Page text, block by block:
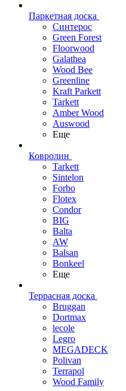
Паркетная доска
Синтерос
Green Forest
Floorwood
Galathea
Wood Bee
Greenline
Kraft Parkett
Tarkett
Amber Wood
Auswood
Еще
Ковролин
Tarkett
Sintelon
Forbo
Flotex
Condor
BIG
Balta
AW
Balsan
Bonkeel
Еще
Террасная доска
Bruggan
Dortmax
lecole
Legro
MEGADECK
Polivan
Terrapol
Wood Family